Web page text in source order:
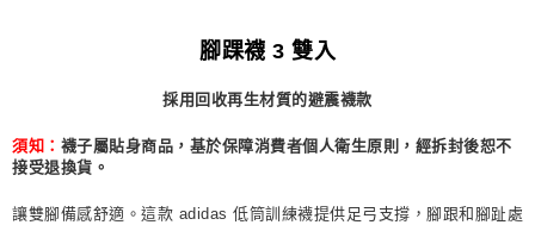
每筆NT$80，滿NT$1,500(含以上)免運費
腳踝襪 3 雙入
採用回收再生材質的避震襪款
須知： 襪子屬貼身商品，基於保障消費者個人衛生原則，經拆封後恕不
接受退換貨。
讓雙腳備感舒適。這款 adidas 低筒訓練襪提供足弓支撐，腳跟和腳趾處